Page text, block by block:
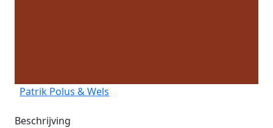
Patrik Polus & Wels
Beschrijving